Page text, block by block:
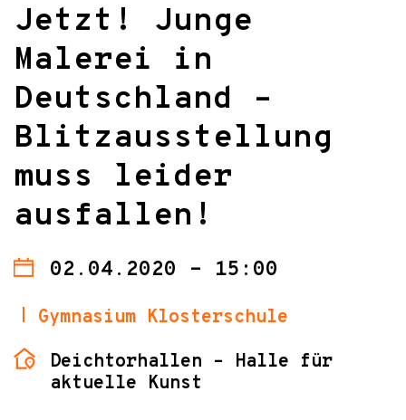
Jetzt! Junge
Malerei in
Deutschland –
Blitzausstellung
muss leider
ausfallen!
02.04.2020 - 15:00
Gymnasium Klosterschule
Deichtorhallen – Halle für
aktuelle Kunst